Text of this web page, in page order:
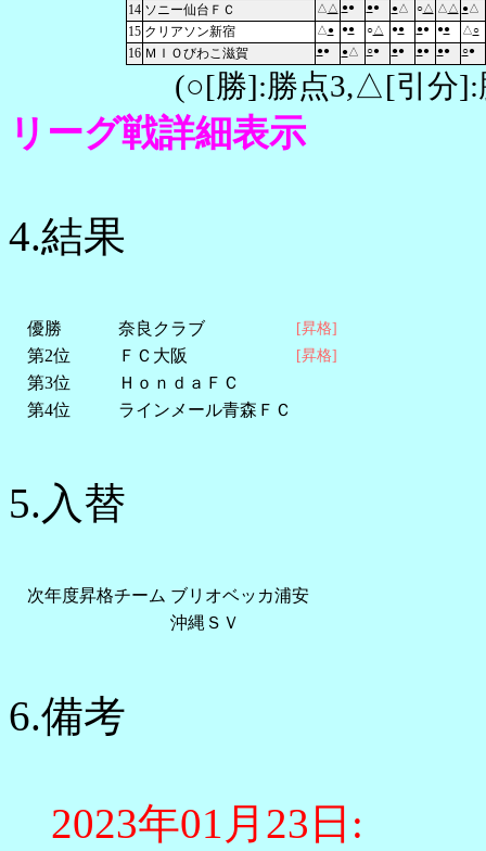
14 ソニー仙台ＦＣ △ △ ●● ●● ● △ ○△ △ △ ● △
15 クリアソン新宿 △ ● ●● ○△ ●● ●● ●● △○
16 ＭＩＯびわこ滋賀 ●● ● △ ○● ●● ●● ●● ○●
(○[勝]:勝点3,△[引分]:
リーグ戦詳細表示
4.結果
優勝 奈良クラブ [昇格]
第2位 ＦＣ大阪 [昇格]
第3位
ＨｏｎｄａＦＣ
第4位
ラインメール青森ＦＣ
5.入替
次年度昇格チーム ブリオベッカ浦安
沖縄ＳＶ
6.備考
2023年01月23日: